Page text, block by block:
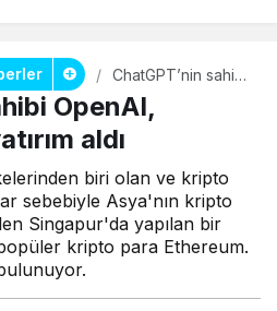
ChatGPT’nin sahibi
OpenAI,
Microsoft’tan
yatırım aldı
OpenAI,
aldı
biri olan ve kripto
sebebiyle Asya'nın kripto
Singapur'da yapılan bir
kripto para Ethereum.